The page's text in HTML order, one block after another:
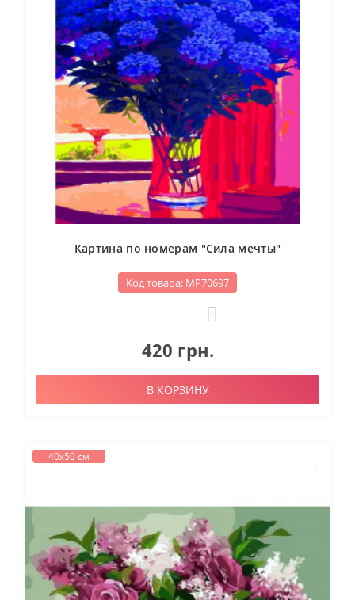
Картина по номерам "Сила мечты"
Код товара: МР70697
420 грн.
В КОРЗИНУ
40х50 см